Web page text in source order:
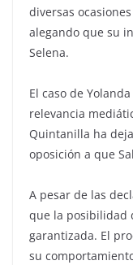
diversas
alegando que su
Selena.
El caso de
relevancia
Quintanilla ha
oposición a que
A pesar de las
que la posibilidad
garantizada. El
su